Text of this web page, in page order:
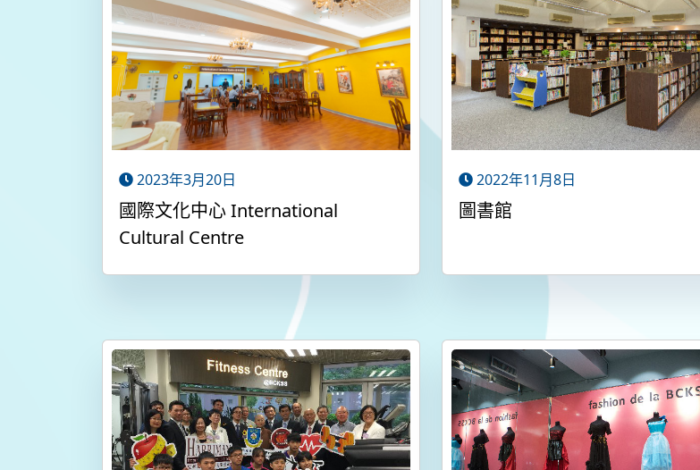
2023年3月20日
國際文化中心 International
Cultural Centre
2022年11月8日
圖書館